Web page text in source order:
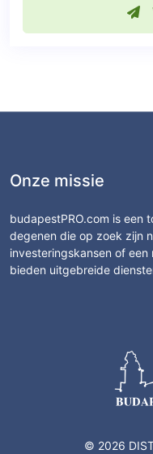
Onze missie
budapestPRO.com is een
degenen die op zoek zijn
investeringskansen of
bieden uitgebreide
© 2026